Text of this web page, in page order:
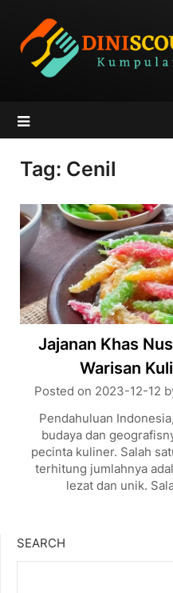
content
Tag: Cenil
Jajanan Khas
Warisan
Posted on 2023-12-12
Pendahuluan
budaya dan
pecinta kuliner. Salah
terhitung jumlahnya
lezat dan unik.
SEARCH